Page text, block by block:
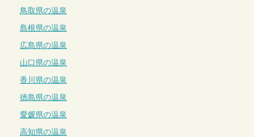
鳥取県の温泉
島根県の温泉
広島県の温泉
山口県の温泉
香川県の温泉
徳島県の温泉
愛媛県の温泉
高知県の温泉